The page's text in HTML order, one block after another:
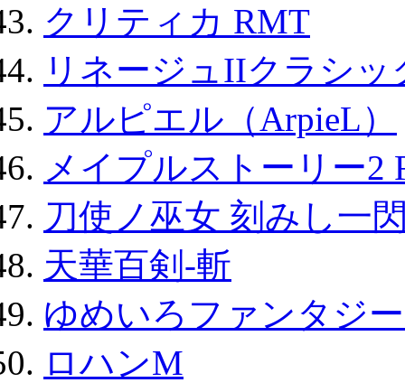
クリティカ RMT
リネージュIIクラシ
アルピエル（ArpieL）
メイプルストーリー2
刀使ノ巫女 刻みし一
天華百剣-斬
ゆめいろファンタジ
ロハンM